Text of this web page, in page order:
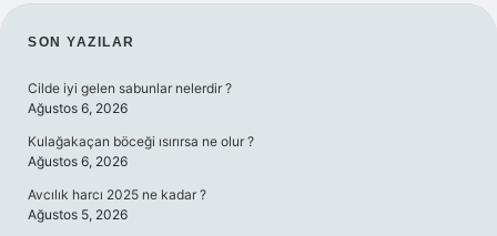
SIDEBAR
SON YAZILAR
Cilde iyi gelen sabunlar nelerdir ?
Ağustos 6, 2026
Kulağakaçan böceği ısırırsa ne olur ?
Ağustos 6, 2026
Avcılık harcı 2025 ne kadar ?
Ağustos 5, 2026